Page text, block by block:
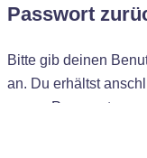
Passwort
Bitte gib deinen
an. Du erhältst
neuen Passworts per